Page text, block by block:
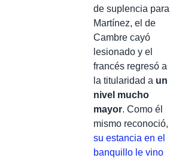
de suplencia para
Martínez, el de
Cambre cayó
lesionado y el
francés regresó a
la titularidad a un
nivel mucho
mayor. Como él
mismo reconoció,
su estancia en el
banquillo le vino